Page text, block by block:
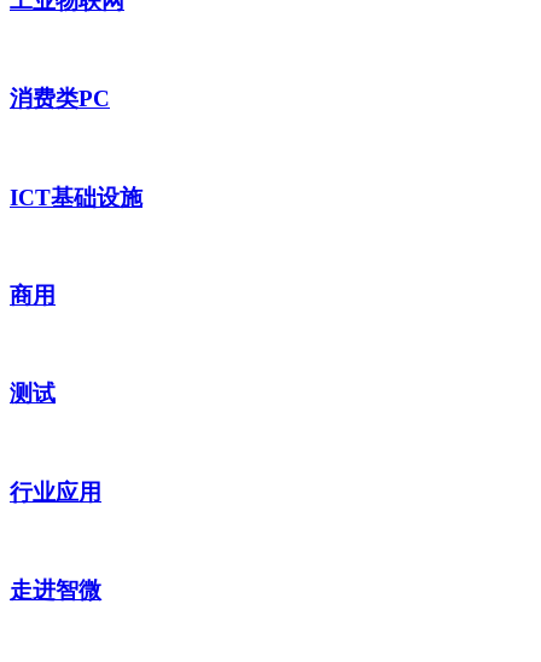
消费类PC
ICT基础设施
商用
测试
行业应用
走进智微